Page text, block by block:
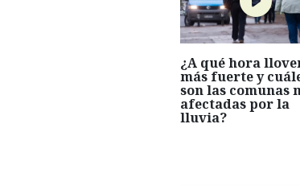
¿A qué hora
más fuerte y
son las comunas
afectadas por la
lluvia?